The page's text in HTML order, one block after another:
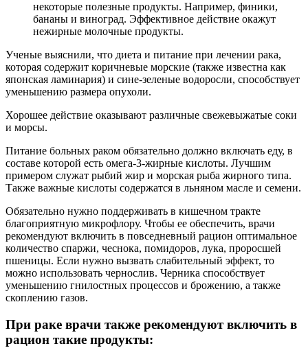
некоторые полезные продукты. Например, финики,
бананы и виноград. Эффективное действие окажут
нежирные молочные продукты.
Ученые выяснили, что диета и питание при лечении рака,
которая содержит коричневые морские (также известна как
японская ламинария) и сине-зеленые водоросли, способствует
уменьшению размера опухоли.
Хорошее действие оказывают различные свежевыжатые соки
и морсы.
Питание больных раком обязательно должно включать еду, в
составе которой есть омега-3-жирные кислоты. Лучшим
примером служат рыбий жир и морская рыба жирного типа.
Также важные кислоты содержатся в льняном масле и семени.
Обязательно нужно поддерживать в кишечном тракте
благоприятную микрофлору. Чтобы ее обеспечить, врачи
рекомендуют включить в повседневный рацион оптимальное
количество спаржи, чеснока, помидоров, лука, проросшей
пшеницы. Если нужно вызвать слабительный эффект, то
можно использовать чернослив. Черника способствует
уменьшению гнилостных процессов и брожению, а также
скоплению газов.
При раке врачи также рекомендуют включить в
рацион такие продукты: